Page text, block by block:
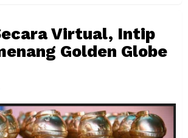
Virtual, Intip
Golden Globe